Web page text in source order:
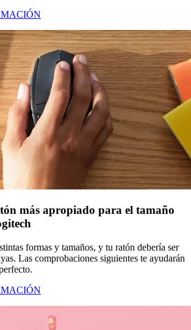
más apropiado para el tamaño
formas y tamaños, y tu ratón debería ser
Las comprobaciones siguientes te ayudarán